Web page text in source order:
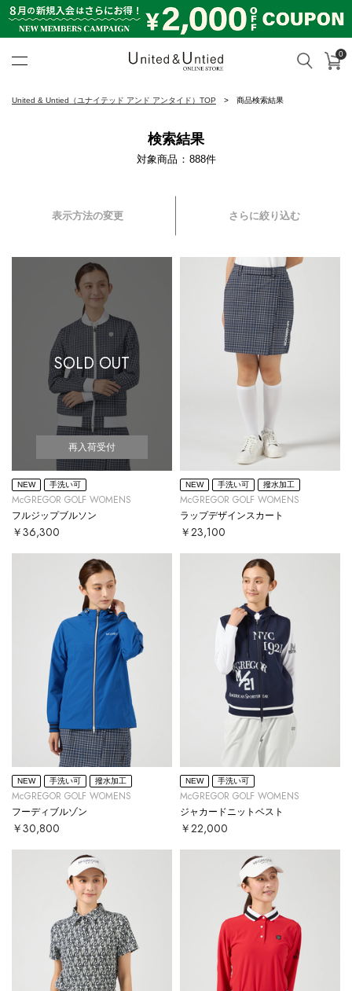
検索 カ
0
United & Untied（ユナイテッド アンド アンタイド）TOP 商品検索結果
検索結果
対象商品 888件
表示方法の変更 さらに絞り込む
SOLD OUT
再入荷受付
NEW 手洗い可
McGREGOR GOLF WOMENS
フルジップブルソン
￥36,300
NEW 手洗い可 撥水加工
McGREGOR GOLF WOMENS
ラップデザインスカート
￥23,100
NEW 手洗い可 撥水加工
McGREGOR GOLF WOMENS
フーディブルゾン
￥30,800
NEW 手洗い可
McGREGOR GOLF WOMENS
ジャカードニットベスト
￥22,000